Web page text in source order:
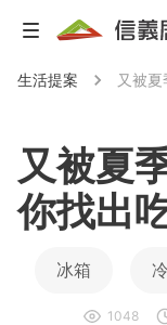
生活提案 又被
又被夏
你找出
冰箱
1048